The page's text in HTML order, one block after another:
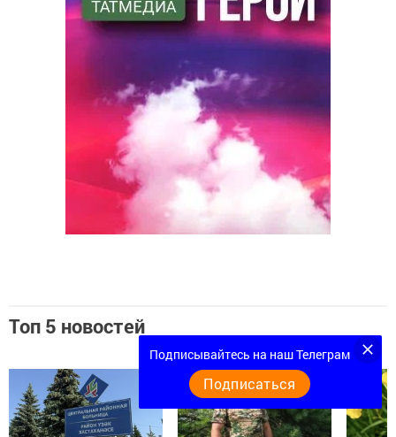
Топ 5 новостей
Подписывайтесь на наш Телеграм
Подписаться